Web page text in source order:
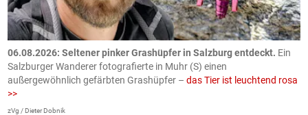
06.08.2026: Seltener pinker Grashüpfer in Salzburg entdeckt. Ein
Salzburger Wanderer fotografierte in Muhr (S) einen
außergewöhnlich gefärbten Grashüpfer – das Tier ist leuchtend rosa
>>
zVg / Dieter Dobnik